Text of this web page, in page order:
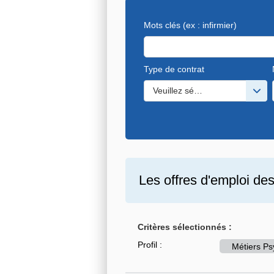
Mots clés (ex : infirmier)
Type de contrat
Veuillez sélectionner une ou
Les offres d'emploi
Critères sélectionnés :
Profil :
Métiers